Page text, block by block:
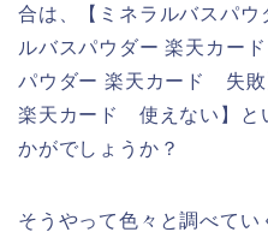
合は、【ミネラルバスパウ
ルバスパウダー 楽天カー
パウダー 楽天カード 失敗
楽天カード 使えない】と
かがでしょうか？
そうやって色々と調べて